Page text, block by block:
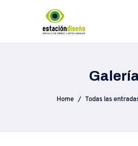
Home Todas las